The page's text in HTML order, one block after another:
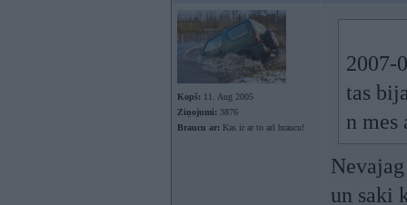
Kopš: 11. Aug 2005
Ziņojumi: 3876
Braucu ar: Kas ir ar to arī braucu!
2007-
tas
n mes
un saki